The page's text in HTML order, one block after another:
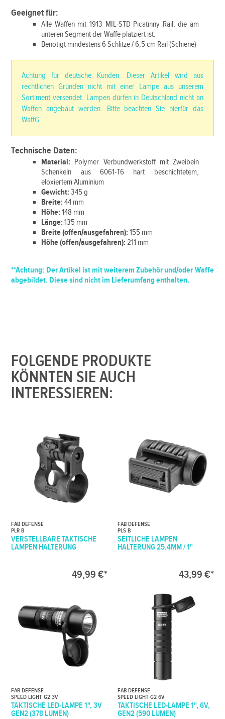
Geeignet für:
Alle Waffen mit 1913 MIL-STD Picatinny Rail, die am
unteren Segment der Waffe platziert ist.
Benötigt mindestens 6 Schlitze / 6,5 cm Rail (Schiene)
Achtung für deutsche Kunden: Dieser Artikel wird aus
rechtlichen Gründen nicht mit einer Lampe aus unserem
Sortiment versendet. Lampen dürfen in Deutschland nicht an
Waffen angebaut werden. Bitte beachten Sie hierfür das
WaffG.
Technische Daten:
Material: Polymer Verbundwerkstoff mit Zweibein
Schenkeln aus 6061-T6 hart beschichtetem,
eloxiertem Aluminium
Gewicht:345 g
Breite: 44 mm
Höhe:148 mm
Länge:135 mm
Breite (offen/ausgefahren):155 mm
Höhe (offen/ausgefahren): 211 mm
**Achtung: Der Artikel ist mit weiterem Zubehör und/oder Waffe
abgebildet. Diese sind nicht im Lieferumfang enthalten.
FOLGENDE PRODUKTE
KÖNNTEN SIE AUCH
INTERESSIEREN:
FAB DEFENSE
PLR B
VERSTELLBARE TAKTISCHE
LAMPEN HALTERUNG
49,99 €*
FAB DEFENSE
PLS B
SEITLICHE LAMPEN
HALTERUNG 25.4MM / 1"
43,99 €*
FAB DEFENSE
SPEED LIGHT G2 3V
TAKTISCHE LED-LAMPE 1", 3V
GEN2 (378 LUMEN)
FAB DEFENSE
SPEED LIGHT G2 6V
TAKTISCHE LED-LAMPE 1", 6V,
GEN2 (590 LUMEN)